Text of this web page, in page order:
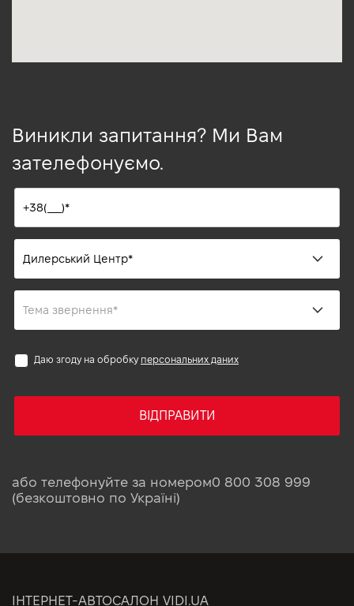
Виникли запитання? Ми Вам
зателефонуємо.
Даю згоду на обробку персональних даних
ВІДПРАВИТИ
або телефонуйте за номером0 800 308 999
(безкоштовно по Україні)
ІНТЕРНЕТ-АВТОСАЛОН VIDI.UA